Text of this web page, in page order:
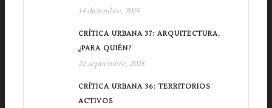
14 diciembre, 2025
CRÍTICA URBANA 37: ARQUITECTURA,
¿PARA QUIÉN?
22 septiembre, 2025
CRÍTICA URBANA 36: TERRITORIOS
ACTIVOS